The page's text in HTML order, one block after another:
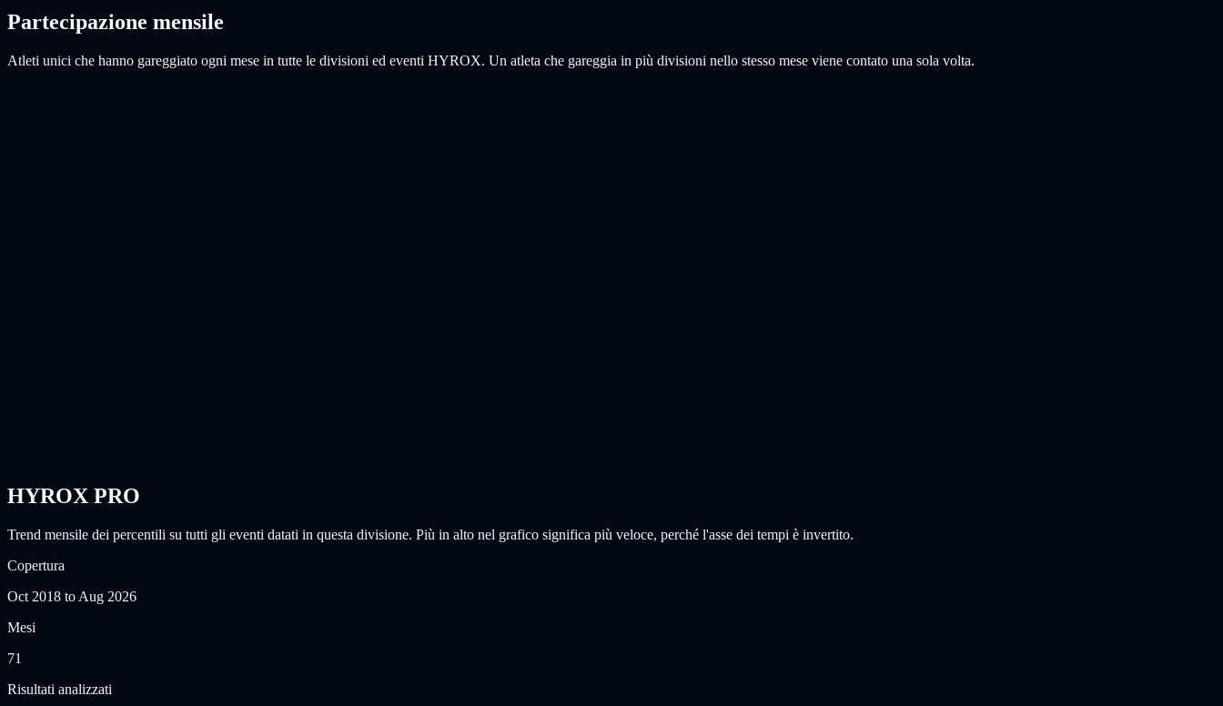
Partecipazione mensile
Atleti unici che hanno gareggiato ogni mese in tutte le divisioni ed eventi HYROX. Un atleta che gareggia in più divisioni nello stesso mese viene contato una sola volta.
HYROX PRO
Trend mensile dei percentili su tutti gli eventi datati in questa divisione. Più in alto nel grafico significa più veloce, perché l'asse dei tempi è invertito.
Copertura
Oct 2018 to Aug 2026
Mesi
71
Risultati analizzati